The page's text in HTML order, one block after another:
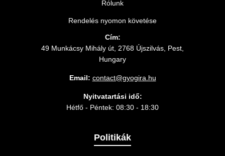
Rólunk
Rendelés nyomon követése
Cím:
49 Munkácsy Mihály út, 2768 Újszilvás, Pest,
Hungary
Email: contact@gyogira.hu
Nyitvatartási idő:
Hétfő - Péntek: 08:30 - 18:30
Politikák